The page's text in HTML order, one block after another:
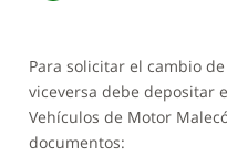
Para solicitar el cambio
viceversa debe depositar
Vehículos de Motor
documentos: